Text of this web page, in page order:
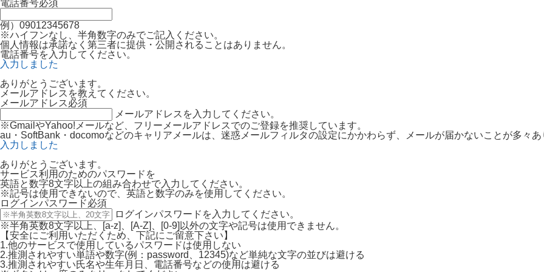
電話番号必須
例）09012345678
※ハイフンなし、半角数字のみでご記入ください。
個人情報は承諾なく第三者に提供・公開されることはありません。
電話番号を入力してください。
入力しました
ありがとうございます。
メールアドレスを教えてください。
メールアドレス必須
メールアドレスを入力してください。
※GmailやYahoo!メールなど、フリーメールアドレスでのご登録を推奨しています。
au・SoftBank・docomoなどのキャリアメールは、迷惑メールフィルタの設定にかかわらず、メールが届かないことが多々あ
入力しました
ありがとうございます。
サービス利用のためのパスワードを
英語と数字8文字以上の組み合わせで入力してください。
※記号は使用できないので、英語と数字のみを使用してください。
ログインパスワード必須
ログインパスワードを入力してください。
※半角英数8文字以上、[a-z]、[A-Z]、[0-9]以外の文字や記号は使用できません。
【安全にご利用いただくため、下記にご留意下さい】
1.他のサービスで使用しているパスワードは使用しない
2.推測されやすい単語や数字(例：password、12345)など単純な文字の並びは避ける
3.推測されやすい氏名や生年月日、電話番号などの使用は避ける